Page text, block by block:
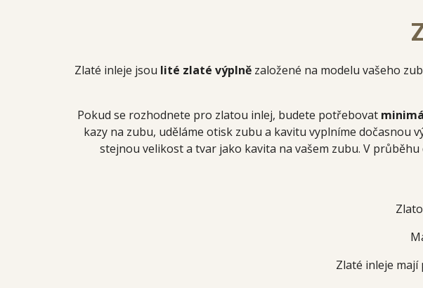
Zlaté inleje jsou lité zlaté výplnězaložené na modelu vašeho
Pokud se rozhodnete pro zlatou inlej, budete potřebovat
kazy na zubu, uděláme otisk zubu a kavitu vyplníme
stejnou velikost a tvar jako kavita na vašem zubu. V
Zlaté inleje